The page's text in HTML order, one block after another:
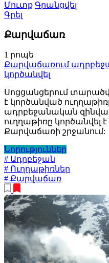
Մուտք Գրանցվել
Գրել
Քարվաճառ
1 րոպե
Քարվաճառում
կործանվել
Սոցցանցերում
է կործանված
ադրբեջանական զինված
ուղղաթիռը կործանվել
Քարվաճառի շրջանում:
Նորություններ
# Ադրբեջան
# Ուղղաթիռներ
# Քարվաճառ